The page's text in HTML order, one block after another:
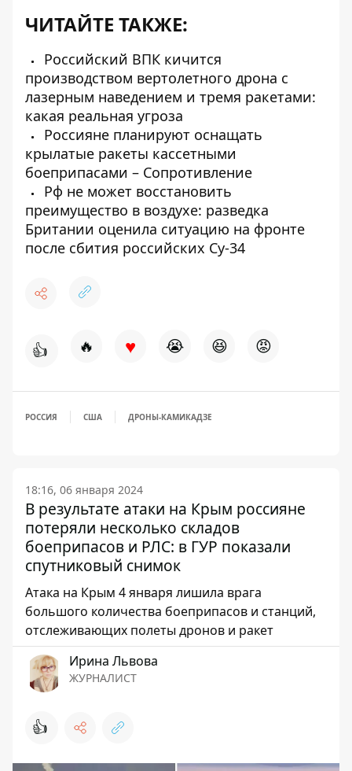
ЧИТАЙТЕ ТАКЖЕ:
Российский ВПК кичится
производством вертолетного дрона с
лазерным наведением и тремя ракетами:
какая реальная угроза
Россияне планируют оснащать
крылатые ракеты кассетными
боеприпасами – Сопротивление
Рф не может восстановить
преимущество в воздухе: разведка
Британии оценила ситуацию на фронте
после сбития российских Су-34
👍 🔥 ♥ 😭 😆 😡
РОССИЯ США ДРОНЫ-КАМИКАДЗЕ
18:16, 06 января 2024
В результате атаки на Крым россияне
потеряли несколько складов
боеприпасов и РЛС: в ГУР показали
спутниковый снимок
Атака на Крым 4 января лишила врага
большого количества боеприпасов и станций,
отслеживающих полеты дронов и ракет
Ирина Львова
ЖУРНАЛИСТ
👍